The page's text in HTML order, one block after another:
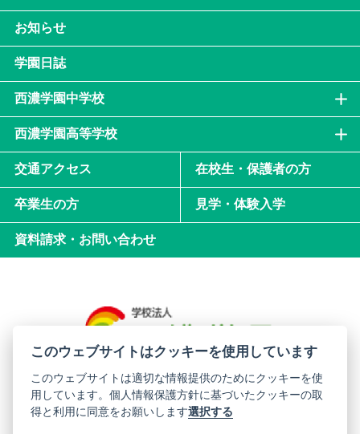
お知らせ
学園日誌
西濃学園中学校
西濃学園高等学校
交通アクセス 在校生・保護者の方
卒業生の方 見学・体験入学
資料請求・お問い合わせ
西濃学園中学校・高等学校
〒501-0706 岐阜県揖斐郡揖斐川町西津汲481-3
このウェブサイトはクッキーを使用しています
このウェブサイトは適切な情報提供のためにクッキーを使
用しています。個人情報保護方針に基づいたクッキーの取
得と利用に同意をお願いします選択する